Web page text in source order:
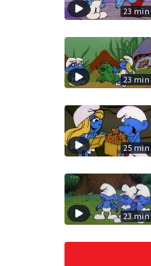
23 min
23 min
25 min
23 min